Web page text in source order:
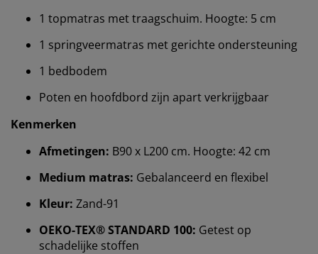
1 topmatras met traagschuim. Hoogte: 5 cm
1 springveermatras met gerichte ondersteuning
1 bedbodem
Poten en hoofdbord zijn apart verkrijgbaar
Kenmerken
Afmetingen: B90 x L200 cm. Hoogte: 42 cm
Medium matras: Gebalanceerd en flexibel
Kleur: Zand-91
OEKO-TEX® STANDARD 100: Getest op
schadelijke stoffen
Bij JYSK gebruiken we cookies en mobiele
tijdens het bezoeken van onze website. Cookies
verzamelen informatie over jou om functionaliteit,
statistieken en relevante marketing te waarborgen.